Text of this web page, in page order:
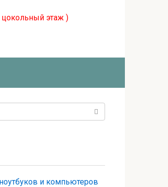
цокольный этаж )
и компьютеров